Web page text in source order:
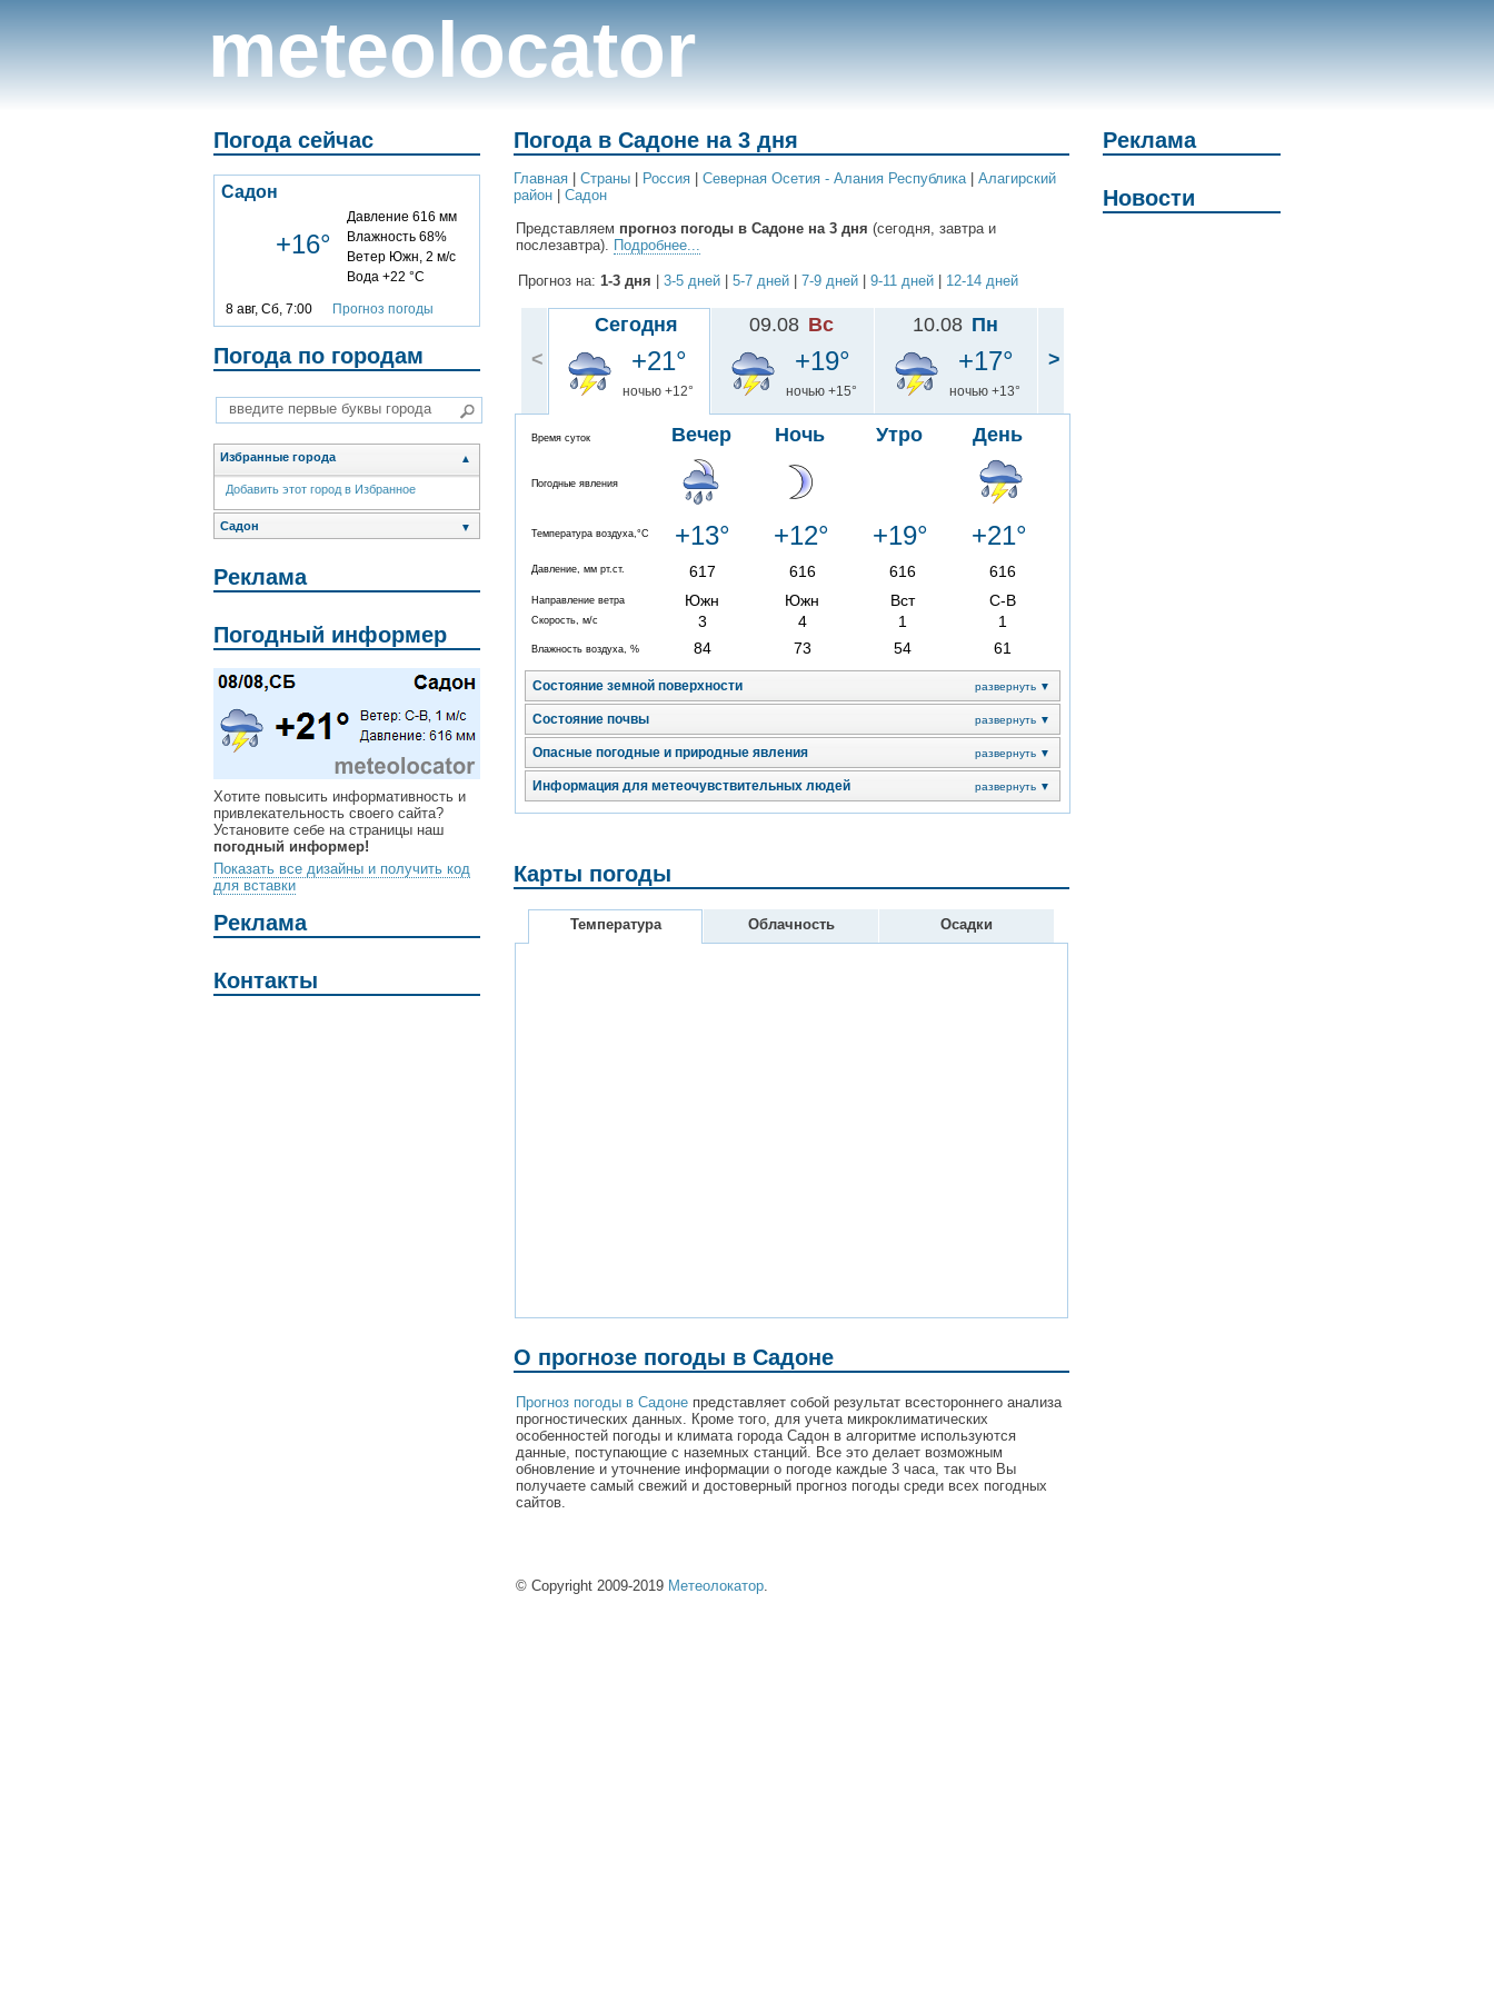
meteolocator
Погода сейчас
Садон
+16°
Давление 616 мм
Влажность 68%
Ветер Южн, 2 м/с
Вода +22 °C
8 авг, Сб, 7:00 Прогноз погоды
Погода по городам
Избранные города ▲
Добавить этот город в Избранное
Садон ▼
Реклама
Погодный информер
Хотите повысить информативность и
привлекательность своего сайта?
Установите себе на страницы наш
погодный информер!
Показать все дизайны и получить код
для вставки
Реклама
Контакты
Погода в Садоне на 3 дня
Главная Cтраны Россия Северная Осетия - Алания Республика| Алагирский
район
Садон
Представляем прогноз погоды в Садоне на 3 дня (сегодня, завтра и
послезавтра). Подробнее...
Прогноз на: 1-3 дня 3-5 дней 5-7 дней 7-9 дней 9-11 дней 12-14 дней
<
Сегодня
+21°
ночью +12°
Время суток Вечер Ночь Утро День
Погодные явления
Температура воздуха,°C +13° +12° +19° +21°
Давление, мм рт.ст. 617 616 616 616
Направление ветра Южн Южн Вст С-В
Скорость, м/с 3 4 1 1
Влажность воздуха, % 84 73 54 61
Состояние земной поверхности развернуть ▼
Состояние почвы развернуть ▼
Опасные погодные и природные явления развернуть ▼
Информация для метеочувствительных людей развернуть ▼
09.08 Вс
+19°
ночью +15°
10.08 Пн
+17°
ночью +13°
>
Карты погоды
Температура Облачность Осадки
О прогнозе погоды в Садоне
Прогноз погоды в Садоне представляет собой результат всестороннего анализа
прогностических данных. Кроме того, для учета микроклиматических
особенностей погоды и климата города Садон в алгоритме используются
данные, поступающие с наземных станций. Все это делает возможным
обновление и уточнение информации о погоде каждые 3 часа, так что Вы
получаете самый свежий и достоверный прогноз погоды среди всех погодных
сайтов.
© Copyright 2009-2019 Метеолокатор
Реклама
Новости